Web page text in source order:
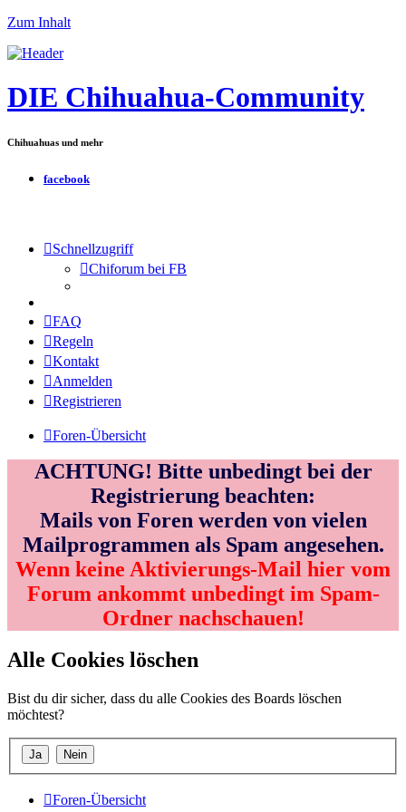
Zum Inhalt
DIE Chihuahua-Community
Chihuahuas und mehr
facebook
Schnellzugriff
Chiforum bei FB
FAQ
Regeln
Kontakt
Anmelden
Registrieren
Foren-Übersicht
ACHTUNG! Bitte unbedingt bei der
Registrierung beachten:
Mails von Foren werden von vielen
Mailprogrammen als Spam angesehen.
Wenn keine Aktivierungs-Mail hier vom
Forum ankommt unbedingt im Spam-
Ordner nachschauen!
Alle Cookies löschen
Bist du dir sicher, dass du alle Cookies des Boards löschen
möchtest?
Foren-Übersicht